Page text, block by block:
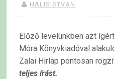
HALISISTVAN
Előző levelünkben azt
Móra Könyvkiadóval
Zalai Hírlap pontosan
teljes írást.